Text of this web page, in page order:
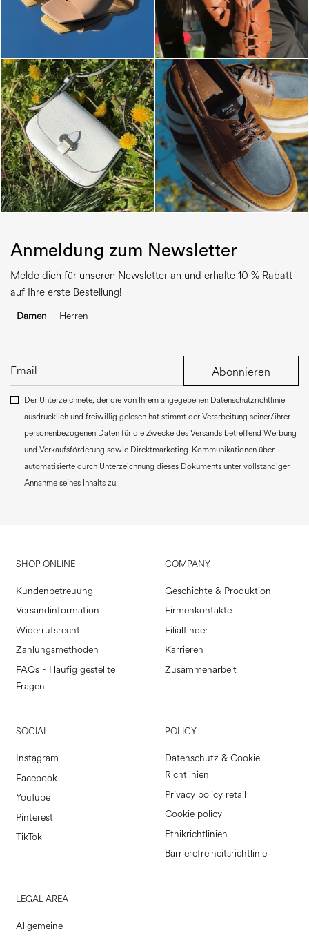
Anmeldung zum Newsletter
Melde dich für unseren Newsletter an und erhalte 10 % Rabatt
auf Ihre erste Bestellung!
Damen Herren
Abonnieren
Der Unterzeichnete, der die von Ihrem angegebenen Datenschutzrichtlinie
ausdrücklich und freiwillig gelesen hat stimmt der Verarbeitung seiner/ihrer
personenbezogenen Daten für die Zwecke des Versands betreffend Werbung
und Verkaufsförderung sowie Direktmarketing-Kommunikationen über
automatisierte durch Unterzeichnung dieses Dokuments unter vollständiger
Annahme seines Inhalts zu.
SHOP ONLINE
Kundenbetreuung
Versandinformation
Widerrufsrecht
Zahlungsmethoden
FAQs - Häufig gestellte
Fragen
COMPANY
Geschichte & Produktion
Firmenkontakte
Filialfinder
Karrieren
Zusammenarbeit
SOCIAL
Instagram
Facebook
YouTube
Pinterest
TikTok
POLICY
Datenschutz & Cookie-
Richtlinien
Privacy policy retail
Cookie policy
Ethikrichtlinien
Barrierefreiheitsrichtlinie
LEGAL AREA
Allgemeine